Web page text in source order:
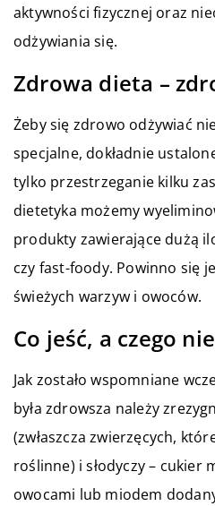
aktywności fizycznej oraz
odżywiania się.
Zdrowa dieta –
Żeby się zdrowo odżywiać
specjalne, dokładnie
tylko przestrzeganie kilku
dietetyka możemy
produkty zawierające dużą
czy fast-foody. Powinno się
świeżych warzyw i owoców.
Co jeść, a czego
Jak zostało wspomniane
była zdrowsza należy
(zwłaszcza zwierzęcych,
roślinne) i słodyczy – cukier
owocami lub miodem